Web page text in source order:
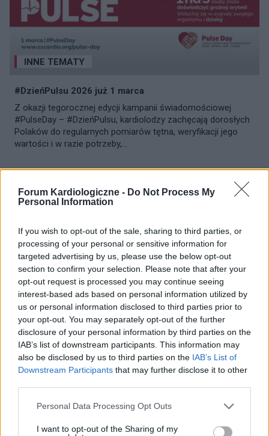
Forum Kardiologiczne - Do Not Process My
Personal Information
If you wish to opt-out of the sale, sharing to third parties, or
processing of your personal or sensitive information for
targeted advertising by us, please use the below opt-out
section to confirm your selection. Please note that after your
opt-out request is processed you may continue seeing
interest-based ads based on personal information utilized by
us or personal information disclosed to third parties prior to
your opt-out. You may separately opt-out of the further
disclosure of your personal information by third parties on the
IAB’s list of downstream participants. This information may
also be disclosed by us to third parties on the IAB’s List of
Downstream Participants that may further disclose it to other
Personal Data Processing Opt Outs
I want to opt-out of the Sharing of my
INNE TEMATY
#DzieńPulsu 2026 już 1 marca
Z okazji tegorocznej edycji kampanii świadomościowej
#PulseDay – #DzieńPulsu, kardiolodzy zachęcają dorosłych
Polaków do regularnych pomiarów tętna, weryfikacji jego
wartości i w razie potrzeby,...
INNE TEMATY
Arktyczne temperatury, realne zagrożenie. Jak silny
mróz wpływa na serce i ciśnienie
Ekstremalne zimno wpływa nie tylko na komfort życia, ale
z chorobami serca. W niskich temperaturach serce musi
pracować intensywniej, aby...